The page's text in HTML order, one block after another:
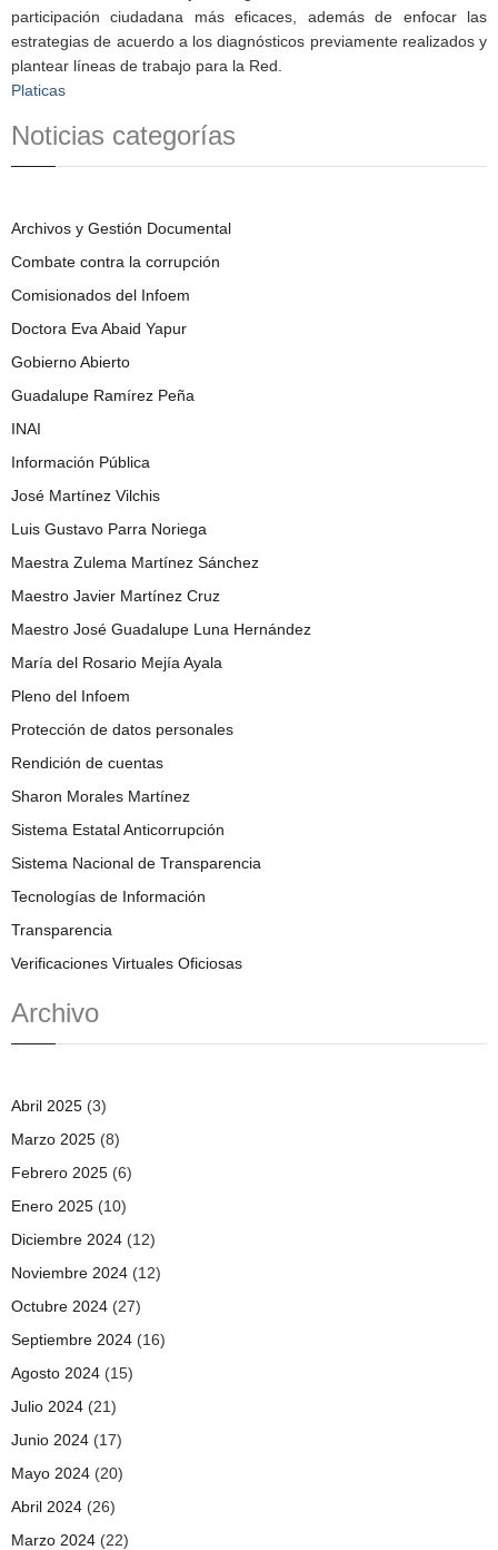
participación ciudadana más eficaces, además de enfocar las
estrategias de acuerdo a los diagnósticos previamente realizados y
plantear líneas de trabajo para la Red.
Platicas
Noticias categorías
Archivos y Gestión Documental
Combate contra la corrupción
Comisionados del Infoem
Doctora Eva Abaid Yapur
Gobierno Abierto
Guadalupe Ramírez Peña
INAI
Información Pública
José Martínez Vilchis
Luis Gustavo Parra Noriega
Maestra Zulema Martínez Sánchez
Maestro Javier Martínez Cruz
Maestro José Guadalupe Luna Hernández
María del Rosario Mejía Ayala
Pleno del Infoem
Protección de datos personales
Rendición de cuentas
Sharon Morales Martínez
Sistema Estatal Anticorrupción
Sistema Nacional de Transparencia
Tecnologías de Información
Transparencia
Verificaciones Virtuales Oficiosas
Archivo
Abril 2025 (3)
Marzo 2025 (8)
Febrero 2025 (6)
Enero 2025 (10)
Diciembre 2024 (12)
Noviembre 2024 (12)
Octubre 2024 (27)
Septiembre 2024 (16)
Agosto 2024 (15)
Julio 2024 (21)
Junio 2024 (17)
Mayo 2024 (20)
Abril 2024 (26)
Marzo 2024 (22)